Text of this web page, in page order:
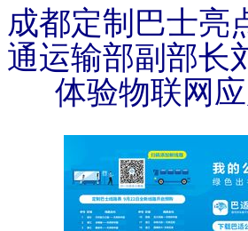
成都定制巴士亮
通运输部副部长
体验物联网